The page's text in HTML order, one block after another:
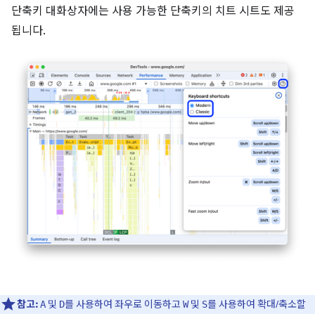
단축키 대화상자에는 사용 가능한 단축키의 치트 시트도 제공
됩니다.
참고:A 및 D를 사용하여 좌우로 이동하고 W및 S를 사용하여 확대/축소할